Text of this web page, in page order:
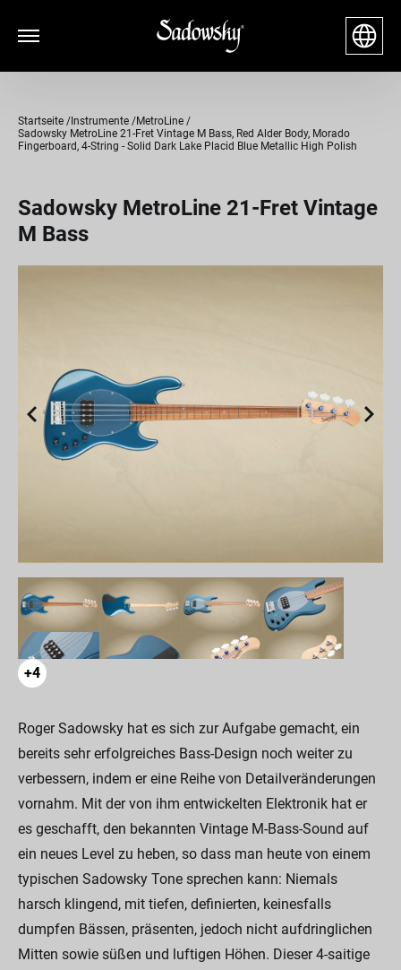
Startseite Instrumente
MetroLine
Sadowsky MetroLine 21-Fret Vintage M Bass, Red Alder Body, Morado
Fingerboard, 4-String - Solid Dark Lake Placid Blue Metallic High Polish
Sadowsky MetroLine 21-Fret Vintage
M Bass
+4
Roger Sadowsky hat es sich zur Aufgabe gemacht, ein
bereits sehr erfolgreiches Bass-Design noch weiter zu
verbessern, indem er eine Reihe von Detailveränderungen
vornahm. Mit der von ihm entwickelten Elektronik hat er
es geschafft, den bekannten Vintage M-Bass-Sound auf
ein neues Level zu heben, so dass man heute von einem
typischen Sadowsky Tone sprechen kann: Niemals
harsch klingend, mit tiefen, definierten, keinesfalls
dumpfen Bässen, präsenten, jedoch nicht aufdringlichen
Mitten sowie süßen und luftigen Höhen. Dieser 4-saitige